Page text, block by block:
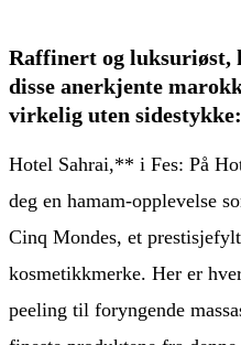
Raffinert og luksuriøst,
disse anerkjente
virkelig uten sidestykke:
Hotel Sahrai,** i Fes: På
deg en hamam-opplevelse
Cinq Mondes, et
kosmetikkmerke. Her er
peeling til foryngende